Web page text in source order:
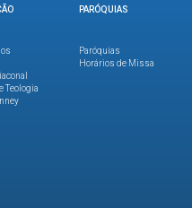
Teologia
PARÓQUIAS
Paróquias
Horários de Missa